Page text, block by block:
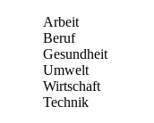
Arbeit
Beruf
Gesundheit
Umwelt
Wirtschaft
Technik